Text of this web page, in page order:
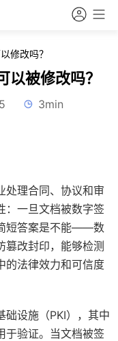
修改吗？
以被修改吗？
3min
处理合同、协议和审
：一旦文档被数字签
短答案是不能——数
篡改封印，能够检测
的法律效力和可信度
础设施（PKI），其中
于验证。当文档被签